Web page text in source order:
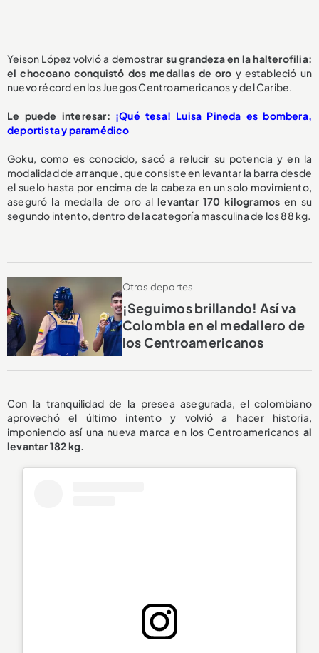
Yeison López volvió a demostrar su grandezaen la halterofilia:
el chocoano conquistó dos medallas de oro y estableció un
nuevo récord en los Juegos Centroamericanos y del Caribe.
Le puede interesar: ¡Qué tesa! Luisa Pineda es bombera,
deportista y paramédico
Goku, como es conocido, sacó a relucir su potencia y en la
modalidad de arranque, que consiste en levantar la barra desde
el suelo hasta por encima de la cabeza en un solo movimiento,
aseguró la medalla de oro allevantar 170 kilogramos en su
segundo intento, dentro de la categoría masculina de los 88 kg.
Otros deportes
¡Seguimos brillando! Así va
Colombia en el medallero de
los Centroamericanos
Con la tranquilidad de la presea asegurada, el colombiano
aprovechó el último intento y volvió a hacer historia,
imponiendo así una nueva marca en los Centroamericanos al
levantar 182 kg.